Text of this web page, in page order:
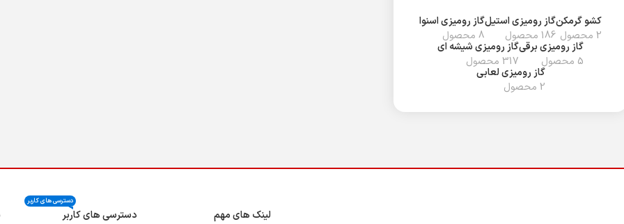
کشو گرمکن
2 محصول
گاز رومیزی استیل
186 محصول
گاز رومیزی اسنوا
8 محصول
گاز رومیزی برقی
5 محصول
گاز رومیزی شیشه ای
317 محصول
گاز رومیزی لعابی
2 محصول
لینک های مهم دسترسی های کاربر
دسترسی های کاربر